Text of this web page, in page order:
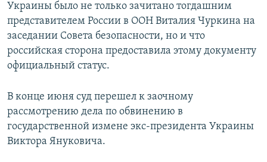
Украины было не только зачитано тогдашним
представителем России в ООН Виталия Чуркина на
заседании Совета безопасности, но и что
российская сторона предоставила этому документу
официальный статус.
В конце июня суд перешел к заочному
рассмотрению дела по обвинению в
государственной измене экс-президента Украины
Виктора Януковича.